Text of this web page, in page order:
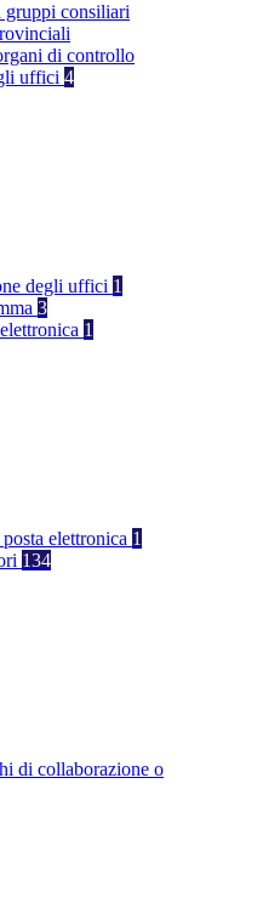
gruppi consiliari
di controllo
uffici 4
degli uffici 1
3
1
elettronica 1
134
di collaborazione o